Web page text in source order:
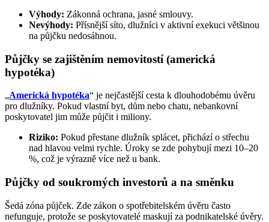
Výhody: Zákonná ochrana, jasné smlouvy.
Nevýhody: Přísnější síto, dlužníci v aktivní exekuci většinou
na půjčku nedosáhnou.
Půjčky se zajištěním nemovitostí (americká
hypotéka)
„Americká hypotéka“ je nejčastější cesta k dlouhodobému úvěru
pro dlužníky. Pokud vlastní byt, dům nebo chatu, nebankovní
poskytovatel jim může půjčit i miliony.
Riziko: Pokud přestane dlužník splácet, přichází o střechu
nad hlavou velmi rychle. Úroky se zde pohybují mezi 10–20
%, což je výrazně více než u bank.
Půjčky od soukromých investorů a na směnku
Šedá zóna půjček. Zde zákon o spotřebitelském úvěru často
nefunguje, protože se poskytovatelé maskují za podnikatelské úvěry.